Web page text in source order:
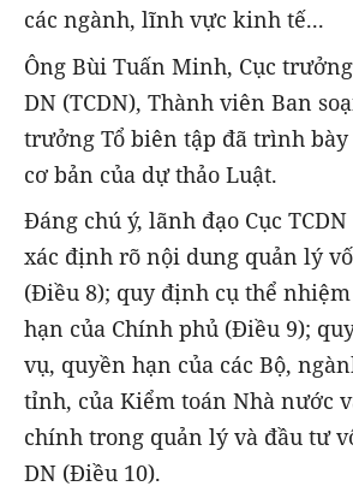
các ngành, lĩnh vực kinh tế...
Ông Bùi Tuấn Minh, Cục
DN (TCDN), Thành viên Ban
trưởng Tổ biên tập đã trình
cơ bản của dự thảo Luật.
Đáng chú ý, lãnh đạo Cục
xác định rõ nội dung quản lý
(Điều 8); quy định cụ thể
hạn của Chính phủ (Điều 9);
vụ, quyền hạn của các Bộ,
tỉnh, của Kiểm toán Nhà nước
chính trong quản lý và đầu tư
DN (Điều 10).